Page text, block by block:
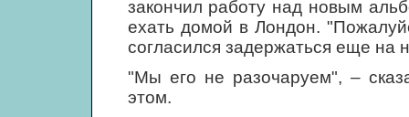
закончил работу над новым
ехать домой в Лондон.
согласился задержаться еще на
"Мы его не разочаруем", –
этом.